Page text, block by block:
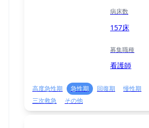
病床数
157床
募集職種
看護師
高度急性期 急性期 回復期 慢性期
三次救急
その他